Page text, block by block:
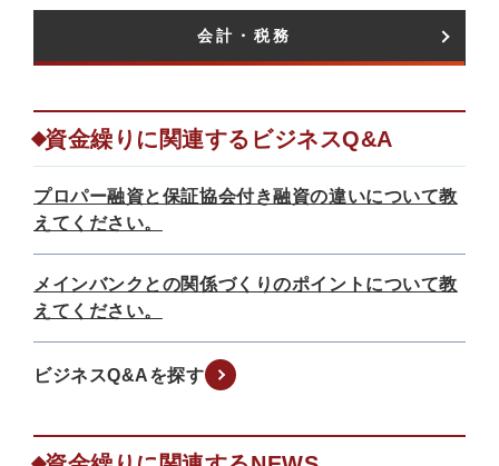
会計・税務​
資金繰りに関連するビジネスQ&A
プロパー融資と保証協会付き融資の違いについて教
えてください。
メインバンクとの関係づくりのポイントについて教
えてください。
ビジネスQ&Aを探す